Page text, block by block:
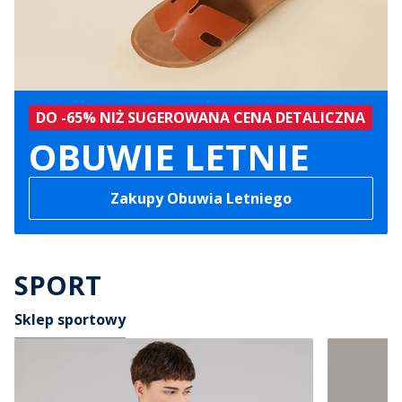
DO -65% NIŻ SUGEROWANA CENA DETALICZNA
OBUWIE LETNIE
Zakupy Obuwia Letniego
SPORT
Sklep sportowy